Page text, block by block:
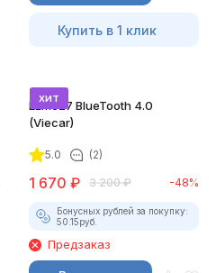
Купить в 1 клик
хит
ELM327 BlueTooth 4.0
(Viecar)
5.0 (2)
1 670 ₽ 3 200 ₽ -48%
Бонусных рублей за покупку:
50.15руб.
Предзаказ